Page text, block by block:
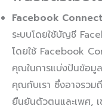
Facebook Connect
ระบบโดยใช้บัญชี
โดยใช้ Facebook
คุณในการแบ่งปันข้อมู
คุณกับเรา ซึ่งอาจรวม
ยืนยันตัวตนและเพศ,